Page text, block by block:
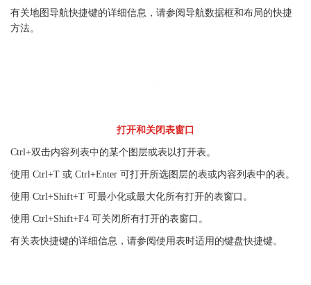
有关地图导航快捷键的详细信息，请参阅导航数据框和布局的快捷
方法。
打开和关闭表窗口
Ctrl+双击内容列表中的某个图层或表以打开表。
使用 Ctrl+T 或 Ctrl+Enter 可打开所选图层的表或内容列表中的表。
使用 Ctrl+Shift+T 可最小化或最大化所有打开的表窗口。
使用 Ctrl+Shift+F4 可关闭所有打开的表窗口。
有关表快捷键的详细信息，请参阅使用表时适用的键盘快捷键。